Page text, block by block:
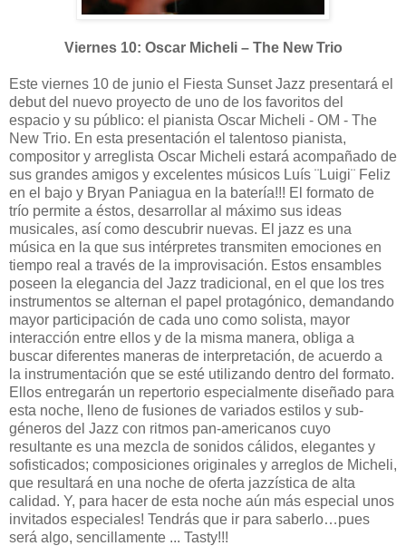
Viernes 10: Oscar Micheli – The New Trio
Este viernes 10 de junio el Fiesta Sunset Jazz presentará el
debut del nuevo proyecto de uno de los favoritos del
espacio y su público: el pianista Oscar Micheli - OM - The
New Trio. En esta presentación el talentoso pianista,
compositor y arreglista Oscar Micheli estará acompañado de
sus grandes amigos y excelentes músicos Luís ¨Luigi¨ Feliz
en el bajo y Bryan Paniagua en la batería!!! El formato de
trío permite a éstos, desarrollar al máximo sus ideas
musicales, así como descubrir nuevas. El jazz es una
música en la que sus intérpretes transmiten emociones en
tiempo real a través de la improvisación. Estos ensambles
poseen la elegancia del Jazz tradicional, en el que los tres
instrumentos se alternan el papel protagónico, demandando
mayor participación de cada uno como solista, mayor
interacción entre ellos y de la misma manera, obliga a
buscar diferentes maneras de interpretación, de acuerdo a
la instrumentación que se esté utilizando dentro del formato.
Ellos entregarán un repertorio especialmente diseñado para
esta noche, lleno de fusiones de variados estilos y sub-
géneros del Jazz con ritmos pan-americanos cuyo
resultante es una mezcla de sonidos cálidos, elegantes y
sofisticados; composiciones originales y arreglos de Micheli,
que resultará en una noche de oferta jazzística de alta
calidad. Y, para hacer de esta noche aún más especial unos
invitados especiales! Tendrás que ir para saberlo…pues
será algo, sencillamente ... Tasty!!!